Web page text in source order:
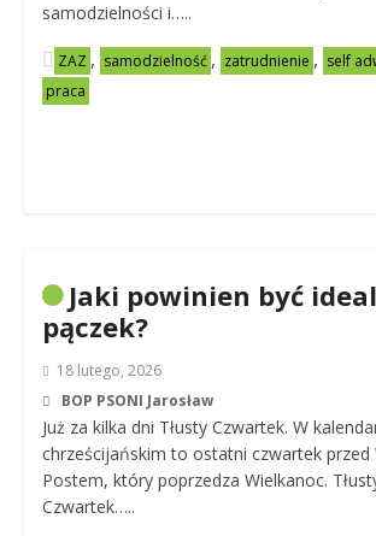
samodzielności i…..
ZAZ , samodzielność , zatrudnienie , self
praca
Jaki powinien być
pączek?
18 lutego, 2026
BOP PSONI Jarosław
Już za kilka dni Tłusty Czwartek. W
chrześcijańskim to ostatni czwartek przed
Postem, który poprzedza Wielkanoc.
Czwartek…..